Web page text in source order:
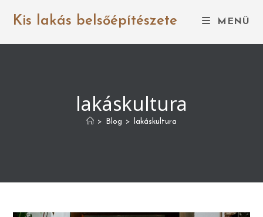
contentKis lakás belsőépítészete MENÜ
lakáskultura
> Blog > lakáskultura